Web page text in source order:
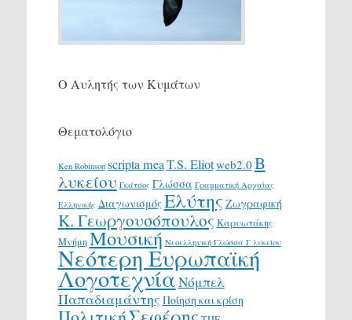
Ο Αυλητής των Κυμάτων
Θεματολόγιο
Ken Robinson scripta meaT.S. Eliotweb2.0 Β
λυκείου Γκάτσος Γλώσσα Γραμματική Αρχαίας
Ελληνικής ΔιαγωνισμόςΕλύτης Ζωγραφική
Κ. Γεωργουσόπουλος Καρυωτάκης
ΜνήμηΜουσική Νεοελληνική Γλώσσα Γ λυκείου
Νεότερη Ευρωπαϊκή
ΛογοτεχνίαΝόμπελ
Παπαδιαμάντης Ποίηση και κρίση